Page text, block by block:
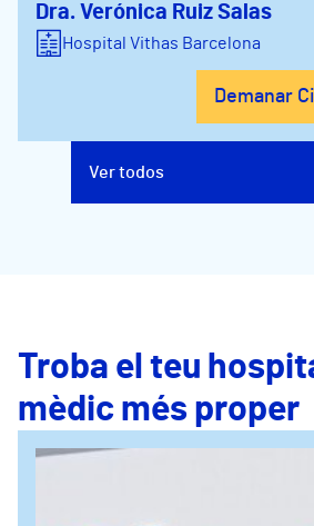
Dra. Verónica Ruiz Salas
Hospital Vithas Barcelona
Demanar
Ver todos
Troba el teu
mèdic més proper